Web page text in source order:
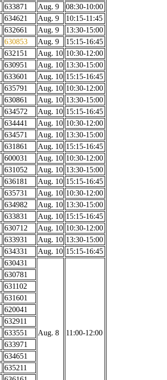
633871 Aug. 9
08:30-10:00
634621 Aug. 9
10:15-11:45
632661 Aug. 9
13:30-15:00
630853 Aug. 9
15:15-16:45
632151 Aug. 10 10:30-12:00
630951 Aug. 10 13:30-15:00
633601 Aug. 10 15:15-16:45
635791 Aug. 10 10:30-12:00
630861 Aug. 10 13:30-15:00
634572 Aug. 10 15:15-16:45
634441 Aug. 10 10:30-12:00
634571 Aug. 10 13:30-15:00
631861 Aug. 10 15:15-16:45
600031 Aug. 10 10:30-12:00
631052 Aug. 10 13:30-15:00
636181 Aug. 10 15:15-16:45
635731 Aug. 10 10:30-12:00
634982 Aug. 10 13:30-15:00
633831 Aug. 10 15:15-16:45
630712 Aug. 10 10:30-12:00
633931 Aug. 10 13:30-15:00
634331 Aug. 10 15:15-16:45
630431
Aug. 8 11:00-12:00
630781
631102
631601
620041
632911
633551
633971
634651
635211